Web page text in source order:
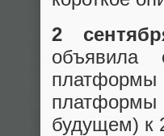
2
объявила
платформы
будущем) к